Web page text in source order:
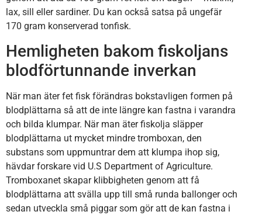
lax, sill eller sardiner. Du kan också satsa på ungefär
170 gram konserverad tonfisk.
Hemligheten bakom fiskoljans
blodförtunnande inverkan
När man äter fet fisk förändras bokstavligen formen på
blodplättarna så att de inte längre kan fastna i varandra
och bilda klumpar. När man äter fiskolja släpper
blodplättarna ut mycket mindre tromboxan, den
substans som uppmuntrar dem att klumpa ihop sig,
hävdar forskare vid U.S Department of Agriculture.
Tromboxanet skapar klibbigheten genom att få
blodplättarna att svälla upp till små runda ballonger och
sedan utveckla små piggar som gör att de kan fastna i